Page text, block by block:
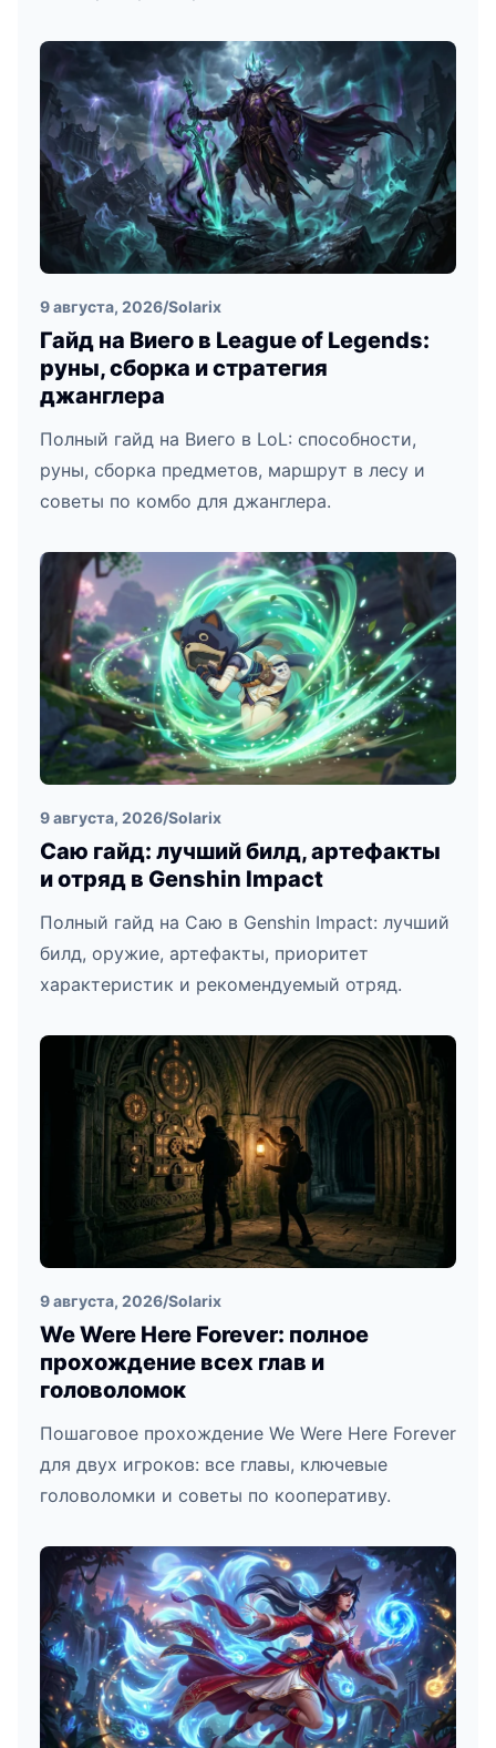
9 августа, 2026/Solarix
Гайд на Виего в League of Legends:
руны, сборка и стратегия
джанглера
Полный гайд на Виего в LoL: способности,
руны, сборка предметов, маршрут в лесу и
советы по комбо для джанглера.
9 августа, 2026/Solarix
Саю гайд: лучший билд, артефакты
и отряд в Genshin Impact
Полный гайд на Саю в Genshin Impact: лучший
билд, оружие, артефакты, приоритет
характеристик и рекомендуемый отряд.
9 августа, 2026/Solarix
We Were Here Forever: полное
прохождение всех глав и
головоломок
Пошаговое прохождение We Were Here Forever
для двух игроков: все главы, ключевые
головоломки и советы по кооперативу.